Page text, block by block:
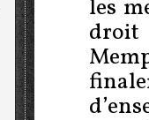
les
droit